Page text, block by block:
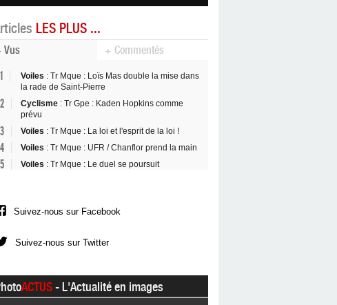
LES PLUS ...
Vus + Commentés
1 Voiles : Tr Mque : Loïs Mas double la mise dans
la rade de Saint-Pierre
2 Cyclisme : Tr Gpe : Kaden Hopkins comme
prévu
3 Voiles : Tr Mque : La loi et l'esprit de la loi !
4 Voiles : Tr Mque : UFR / Chanflor prend la main
5 Voiles : Tr Mque : Le duel se poursuit
Suivez-nous sur Facebook
Suivez-nous sur Twitter
ACTUS- L'Actualité en images